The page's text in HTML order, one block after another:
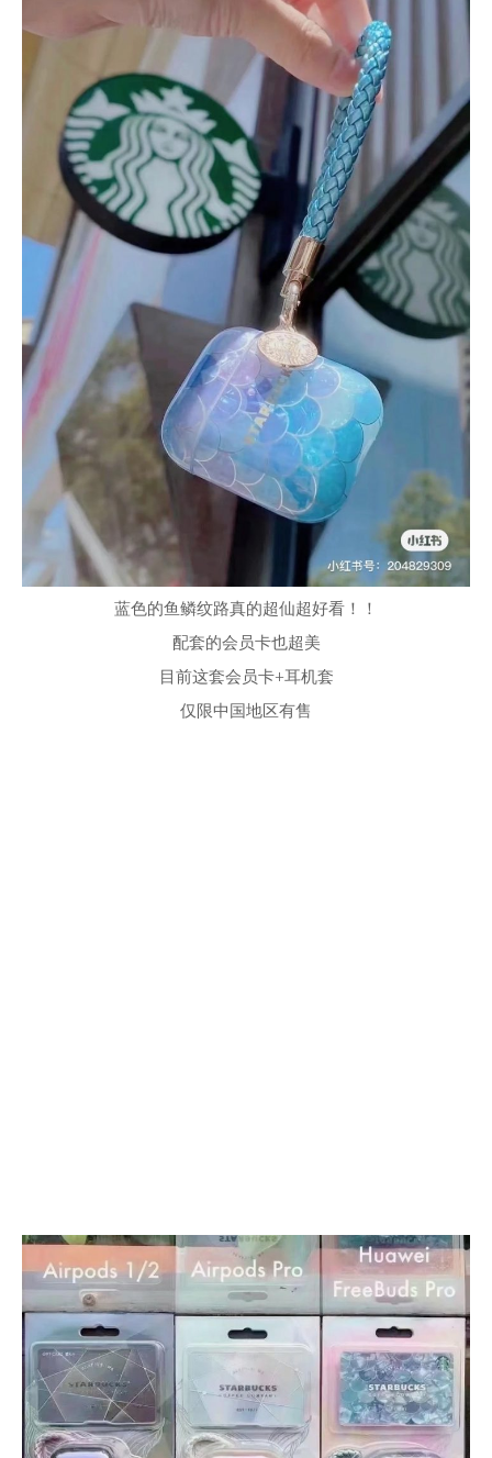
蓝色的鱼鳞纹路真的超仙超好看！！
配套的会员卡也超美
目前这套会员卡+耳机套
仅限中国地区有售